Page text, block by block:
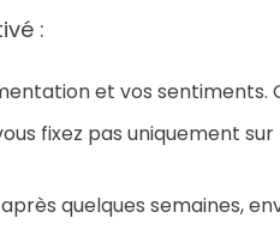
:
et vos
fixez pas uniquement
quelques semaines,